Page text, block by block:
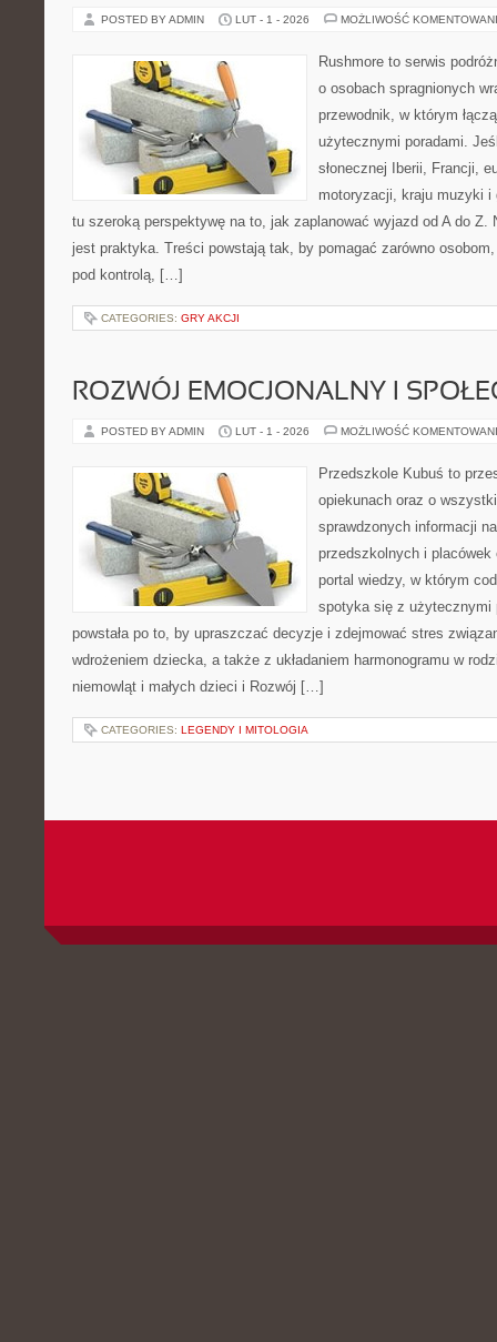
POSTED BY ADMIN LUT - 1 - 2026 MOŻLIWOŚĆ
Rushmore to serwis
o osobach spragnionych
przewodnik, w którym
użytecznymi poradami.
słonecznej Iberii, Francji,
motoryzacji, kraju muzyki
tu szeroką perspektywę na to, jak zaplanować wyjazd od A do Z.
jest praktyka. Treści powstają tak, by pomagać zarówno
pod kontrolą, […]
CATEGORIES: GRY AKCJI
ROZWÓJ EMOCJONALNY I
POSTED BY ADMIN LUT - 1 - 2026 MOŻLIWOŚĆ
Przedszkole Kubuś to
opiekunach oraz o
sprawdzonych informacji
przedszkolnych i placówek
portal wiedzy, w którym
spotyka się z użytecznymi
powstała po to, by upraszczać decyzje i zdejmować stres
wdrożeniem dziecka, a także z układaniem harmonogramu w
niemowląt i małych dzieci i Rozwój […]
CATEGORIES: LEGENDY I MITOLOGIA